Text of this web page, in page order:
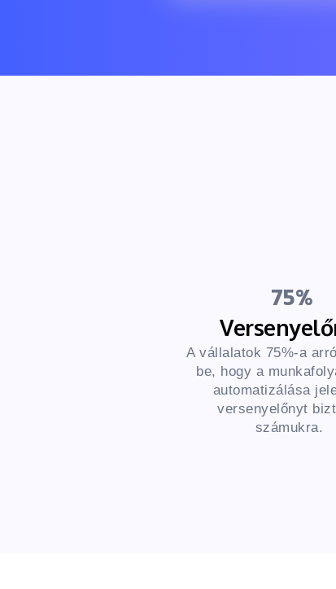
75
A vállalatok 75%-a
be, hogy a
automatizálása
versenyelőnyt
számukra.